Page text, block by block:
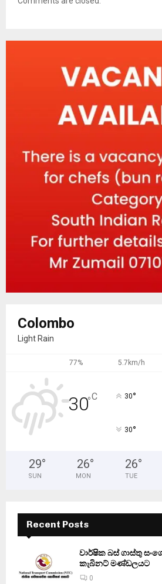
Colombo
Light Rain
77% 5.7km/h
30°C 30°
30°
29°
SUN
26°
MON
26°
TUE
Recent Posts
වාර්ෂික බස් ගාස්තු
කැබිනට් මණ්ඩලයට
0